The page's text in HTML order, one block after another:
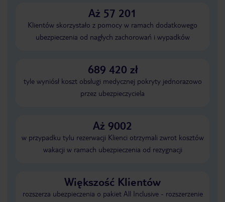
Aż 57 201
Klientów skorzystało z pomocy w ramach dodatkowego
ubezpieczenia od nagłych zachorowań i wypadków
689 420 zł
tyle wyniósł koszt obsługi medycznej pokryty jednorazowo
przez ubezpieczyciela
Aż 9002
w przypadku tylu rezerwacji Klienci otrzymali zwrot kosztów
wakacji w ramach ubezpieczenia od rezygnacji
Większość Klientów
rozszerza ubezpieczenia o pakiet All Inclusive - rozszerzenie